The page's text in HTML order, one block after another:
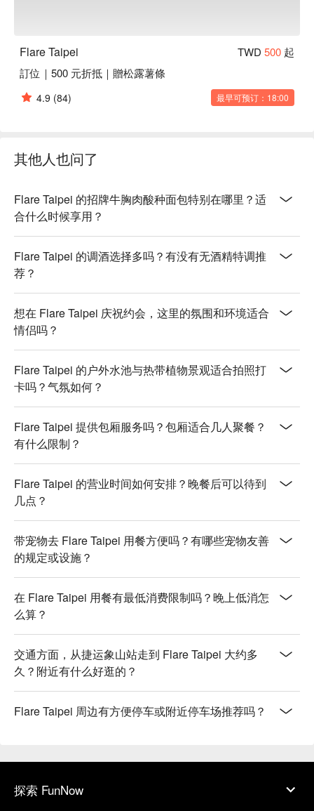
其他信息：提供包厢预订，夜晚有现场 DJ，可自带酒水（需
付开瓶费）。
🍽️ 口碑必吃
合，搭配微酸的酸种面包，口感超赞。
香酥软壳蟹佛陀碗 (Crispy Soft-Shell Crab Buddha Bowl) | 颜
烟熏牛胸肉青酱佛陀碗 (Smoked Brisket Pesto Buddha Bowl)
| 创意融合料理，浓郁的牛胸肉搭配清新的青酱，风味独特。
松露蕈菇温泉蛋辫子面 (Truffle Mushroom & Onsen Egg
的一道意面。
蜂蜜培根菠菜水波蛋 (Honey Bacon, Spinach & Poached Egg)
次。
🥤 招牌饮品
Craft Cocktail (精酿鸡尾酒): Queen's Garden | 优雅清爽的招
牌特调，必点！
Mocktail (无酒精鸡尾酒): Ms. Guihua | 不含酒精的精致选择，
带着淡淡的花香。
饮，最适合悠闲的午后时光。
康）
Flare Taipei TWD 500 起
訂位｜500 元折抵｜贈松露薯條
4.9 (84) 最早可预订：18:00
其他人也问了
Flare Taipei 的招牌牛胸肉酸种面包特别在哪里？适
合什么时候享用？
Flare Taipei 的调酒选择多吗？有没有无酒精特调推
荐？
想在 Flare Taipei 庆祝约会，这里的氛围和环境适合
情侣吗？
Flare Taipei 的户外水池与热带植物景观适合拍照打
卡吗？气氛如何？
Flare Taipei 提供包厢服务吗？包厢适合几人聚餐？
有什么限制？
Flare Taipei 的营业时间如何安排？晚餐后可以待到
几点？
带宠物去 Flare Taipei 用餐方便吗？有哪些宠物友善
的规定或设施？
在 Flare Taipei 用餐有最低消费限制吗？晚上低消怎
么算？
交通方面，从捷运象山站走到 Flare Taipei 大约多
久？附近有什么好逛的？
Flare Taipei 周边有方便停车或附近停车场推荐吗？
探索 FunNow